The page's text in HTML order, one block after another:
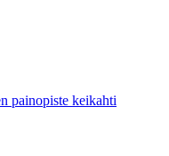
painopiste keikahti